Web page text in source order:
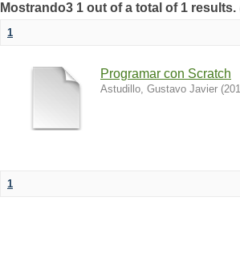
Mostrando3 1 out of a total of 1 results.
1
Programar con Scratch
Astudillo, Gustavo Javier (
1